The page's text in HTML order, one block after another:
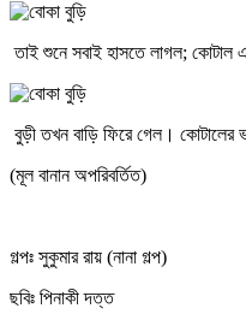
তাই শুনে সবাই হাসতে লাগল; কোটাল
বুড়ী তখন বাড়ি ফিরে গেল। কোটালের
(মূল বানান অপরিবর্তিত)
গল্পঃ সুকুমার রায় (নানা গল্প)
ছবিঃ পিনাকী দত্ত